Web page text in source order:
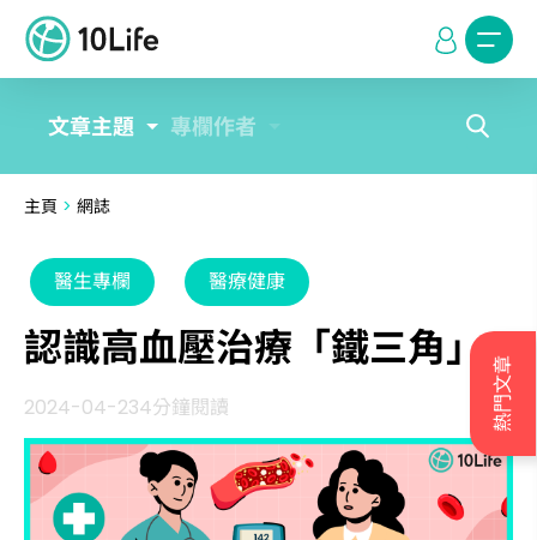
熱門文章
文章主題 專欄作者
主頁 > 網誌
醫生專欄 醫療健康
認識高血壓治療「鐵三角」
2024-04-234分鐘閱讀